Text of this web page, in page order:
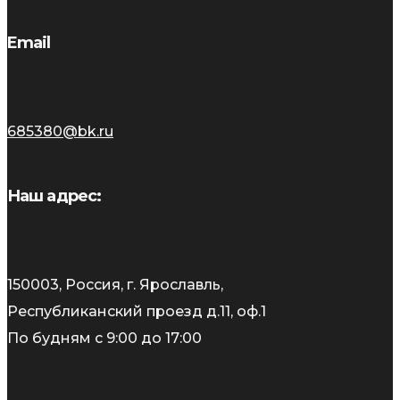
Email
685380@bk.ru
Наш адрес:
150003, Россия, г. Ярославль,
Республиканский проезд д.11, оф.1
По будням с 9:00 до 17:00